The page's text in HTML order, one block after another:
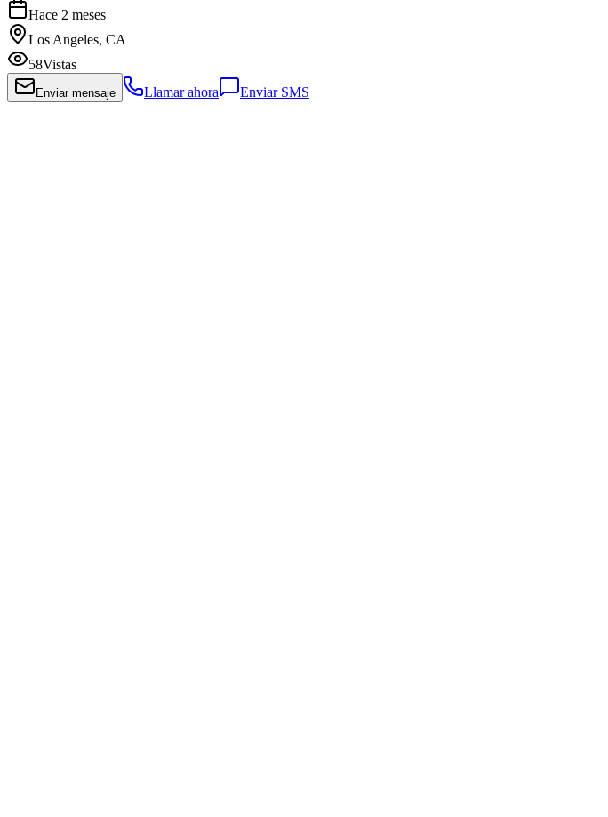
Hace 2 meses
Los Angeles, CA
58Vistas
Enviar mensaje Llamar ahora Enviar SMS